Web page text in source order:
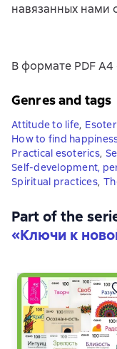
навязанных нами
В формате PDF A4
Genres and tags
Attitude to life,
How to find
Practical esoterics,
Self-development,
Spiritual practices,
Part of the
«Ключи к